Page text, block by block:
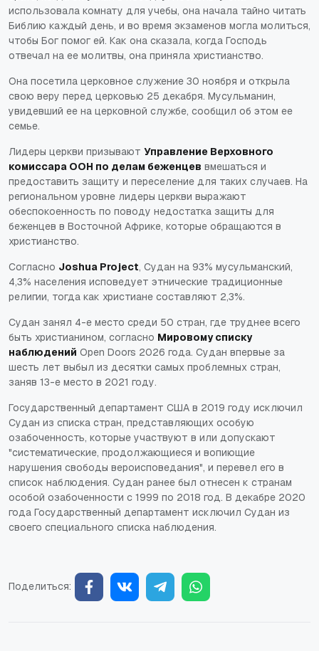
использовала комнату для учебы, она начала тайно читать
Библию каждый день, и во время экзаменов могла молиться,
чтобы Бог помог ей. Как она сказала, когда Господь
отвечал на ее молитвы, она приняла христианство.
Она посетила церковное служение 30 ноября и открыла
свою веру перед церковью 25 декабря. Мусульманин,
увидевший ее на церковной службе, сообщил об этом ее
семье.
Лидеры церкви призывают Управление Верховного
комиссара ООН по делам беженцев вмешаться и
предоставить защиту и переселение для таких случаев. На
региональном уровне лидеры церкви выражают
обеспокоенность по поводу недостатка защиты для
беженцев в Восточной Африке, которые обращаются в
христианство.
Согласно Joshua Project, Судан на 93% мусульманский,
4,3% населения исповедует этнические традиционные
религии, тогда как христиане составляют 2,3%.
Судан занял 4-е место среди 50 стран, где труднее всего
быть христианином, согласно Мировому списку
наблюдений Open Doors 2026 года. Судан впервые за
шесть лет выбыл из десятки самых проблемных стран,
заняв 13-е место в 2021 году.
Государственный департамент США в 2019 году исключил
Судан из списка стран, представляющих особую
озабоченность, которые участвуют в или допускают
"систематические, продолжающиеся и вопиющие
нарушения свободы вероисповедания", и перевел его в
список наблюдения. Судан ранее был отнесен к странам
особой озабоченности с 1999 по 2018 год. В декабре 2020
года Государственный департамент исключил Судан из
своего специального списка наблюдения.
Поделиться: